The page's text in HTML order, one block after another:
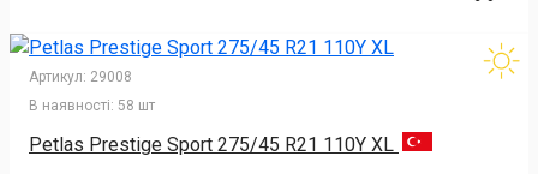
Артикул: 29008
В наявності: 58 шт
Petlas Prestige Sport 275/45 R21 110Y XL